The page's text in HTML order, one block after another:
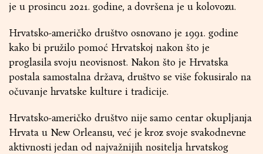
je u prosincu 2021. godine, a dovršena je u kolovozu.
Hrvatsko-američko društvo osnovano je 1991. godine
kako bi pružilo pomoć Hrvatskoj nakon što je
proglasila svoju neovisnost. Nakon što je Hrvatska
postala samostalna država, društvo se više fokusiralo na
očuvanje hrvatske kulture i tradicije.
Hrvatsko-američko društvo nije samo centar okupljanja
Hrvata u New Orleansu, već je kroz svoje svakodnevne
aktivnosti jedan od najvažnijih nositelja hrvatskog